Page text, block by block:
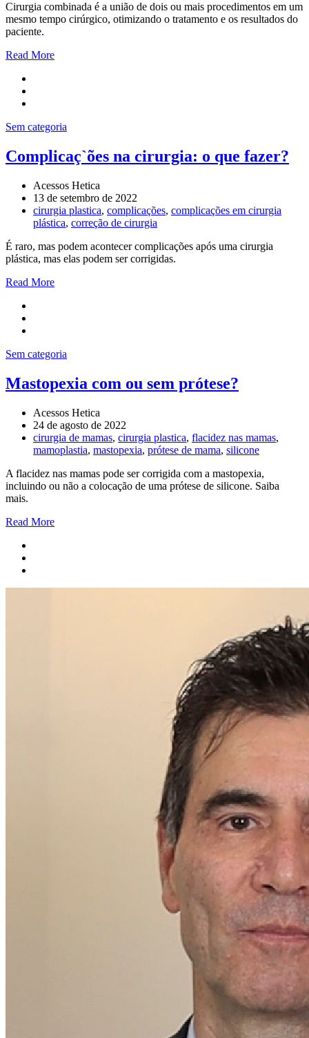
Cirurgia combinada é a união de dois ou mais procedimentos em um
mesmo tempo cirúrgico, otimizando o tratamento e os resultados do
paciente.
Read More
Sem categoria
Complicaç`ões na cirurgia: o que fazer?
Acessos Hetica
13 de setembro de 2022
cirurgia plastica, complicações, complicações em cirurgia
plástica, correção de cirurgia
É raro, mas podem acontecer complicações após uma cirurgia
plástica, mas elas podem ser corrigidas.
Read More
Sem categoria
Mastopexia com ou sem prótese?
Acessos Hetica
24 de agosto de 2022
cirurgia de mamas, cirurgia plastica, flacidez nas mamas,
mamoplastia, mastopexia, prótese de mama, silicone
A flacidez nas mamas pode ser corrigida com a mastopexia,
incluindo ou não a colocação de uma prótese de silicone. Saiba
mais.
Read More